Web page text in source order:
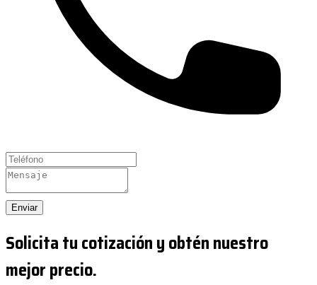
Enviar
Solicita tu cotización y obtén nuestro
mejor precio.